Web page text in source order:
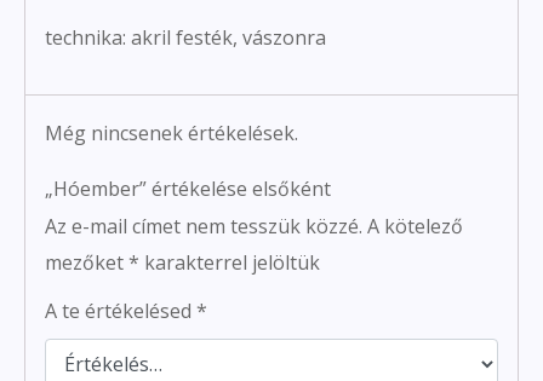
technika: akril festék, vászonra
Még nincsenek értékelések.
„Hóember” értékelése elsőként
Az e-mail címet nem tesszük közzé. A kötelező
mezőket* karakterrel jelöltük
A te értékelésed *